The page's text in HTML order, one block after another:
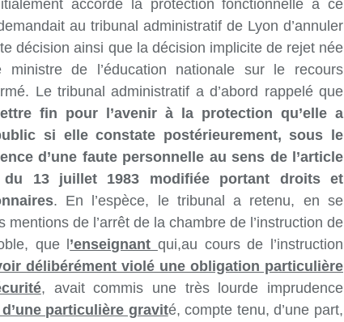
accordé la protection fonctionnelle à ce
au tribunal administratif de Lyon d’annuler
décision ainsi que la décision implicite de rejet née
ministre de l’éducation nationale sur le recours
Le tribunal administratif a d’abord rappelé que
fin pour l’avenir à la protection qu’elle a
si elle constate postérieurement, sous le
d’une faute personnelle au sens de l’article
du 13 juillet 1983 modifiée portant droits et
. En l’espèce, le tribunal a retenu, en se
de l’arrêt de la chambre de l’instruction de
que l’enseignant qui,au cours de l’instruction
délibérément violé une obligation particulière
, avait commis une très lourde imprudence
particulière gravité, compte tenu, d’une part,